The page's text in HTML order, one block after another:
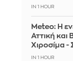
IN 1 HOUR
Meteo: Η
Αττική και
Χιροσίμα -
IN 1 HOUR